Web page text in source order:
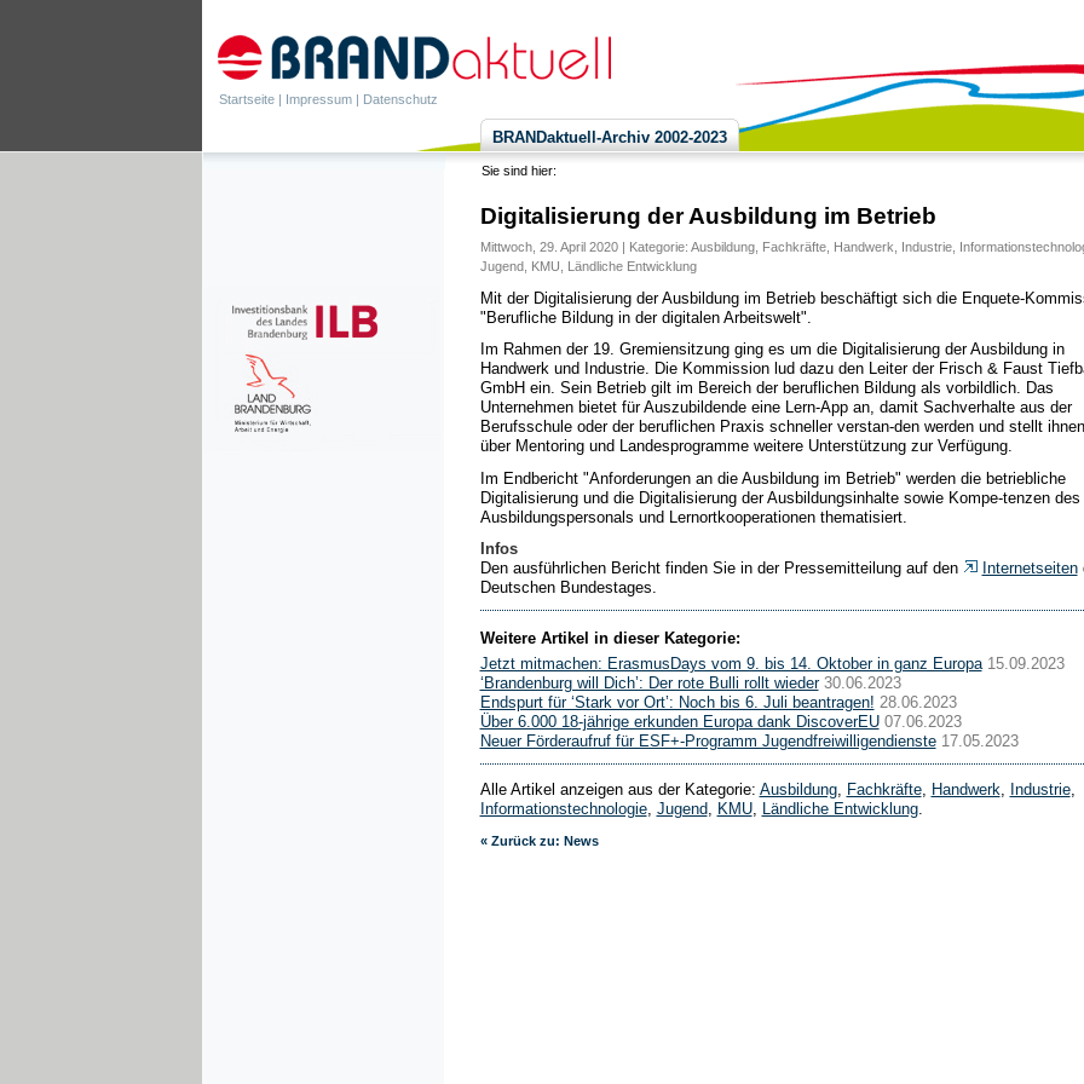
Startseite | Impressum | Datenschutz
BRANDaktuell-Archiv 2002-2023
Sie sind hier:
Digitalisierung der Ausbildung im Betrieb
Mittwoch, 29. April 2020 | Kategorie: Ausbildung, Fachkräfte, Handwerk Industrie,
Jugend, KMU Ländliche Entwicklung
Mit der Digitalisierung der Ausbildung im Betrieb beschäftigt sich die Enquete-
"Berufliche Bildung in der digitalen Arbeitswelt".
Im Rahmen der 19. Gremiensitzung ging es um die Digitalisierung der Ausbildung in
Handwerk und Industrie. Die Kommission lud dazu den Leiter der Frisch & Faust
GmbH ein. Sein Betrieb gilt im Bereich der beruflichen Bildung als vorbildlich. Das
Unternehmen bietet für Auszubildende eine Lern-App an, damit Sachverhalte aus der
Berufsschule oder der beruflichen Praxis schneller verstan-den werden und stellt ihnen
über Mentoring und Landesprogramme weitere Unterstützung zur Verfügung.
Im Endbericht "Anforderungen an die Ausbildung im Betrieb" werden die betriebliche
Digitalisierung und die Digitalisierung der Ausbildungsinhalte sowie Kompe-tenzen des
Ausbildungspersonals und Lernortkooperationen thematisiert.
Infos
Den ausführlichen Bericht finden Sie in der Pressemitteilung auf den
Internetseiten
Deutschen Bundestages.
Weitere Artikel in dieser Kategorie:
Jetzt mitmachen: ErasmusDays vom 9. bis 14. Oktober in ganz Europa 15.09.2023
‘Brandenburg will Dich’: Der rote Bulli rollt wieder 30.06.2023
Endspurt für ‘Stark vor Ort’: Noch bis 6. Juli beantragen! 28.06.2023
Über 6.000 18-jährige erkunden Europa dank DiscoverEU 07.06.2023
Neuer Förderaufruf für ESF+-Programm Jugendfreiwilligendienste 17.05.2023
Alle Artikel anzeigen aus der Kategorie: Ausbildung, Fachkräfte, Handwerk Industrie,
Informationstechnologie, Jugend KMU, Ländliche Entwicklung.
« Zurück zu: News